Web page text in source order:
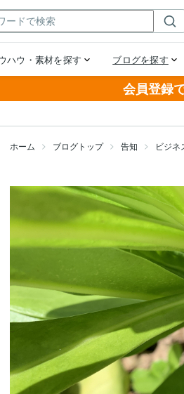
会員登録
ホーム ブログトップ 告知 ビジネ